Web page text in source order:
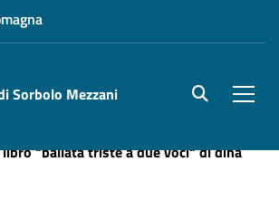
Sorbolo Mezzani site.searc
"ballata triste a due voci" di dina